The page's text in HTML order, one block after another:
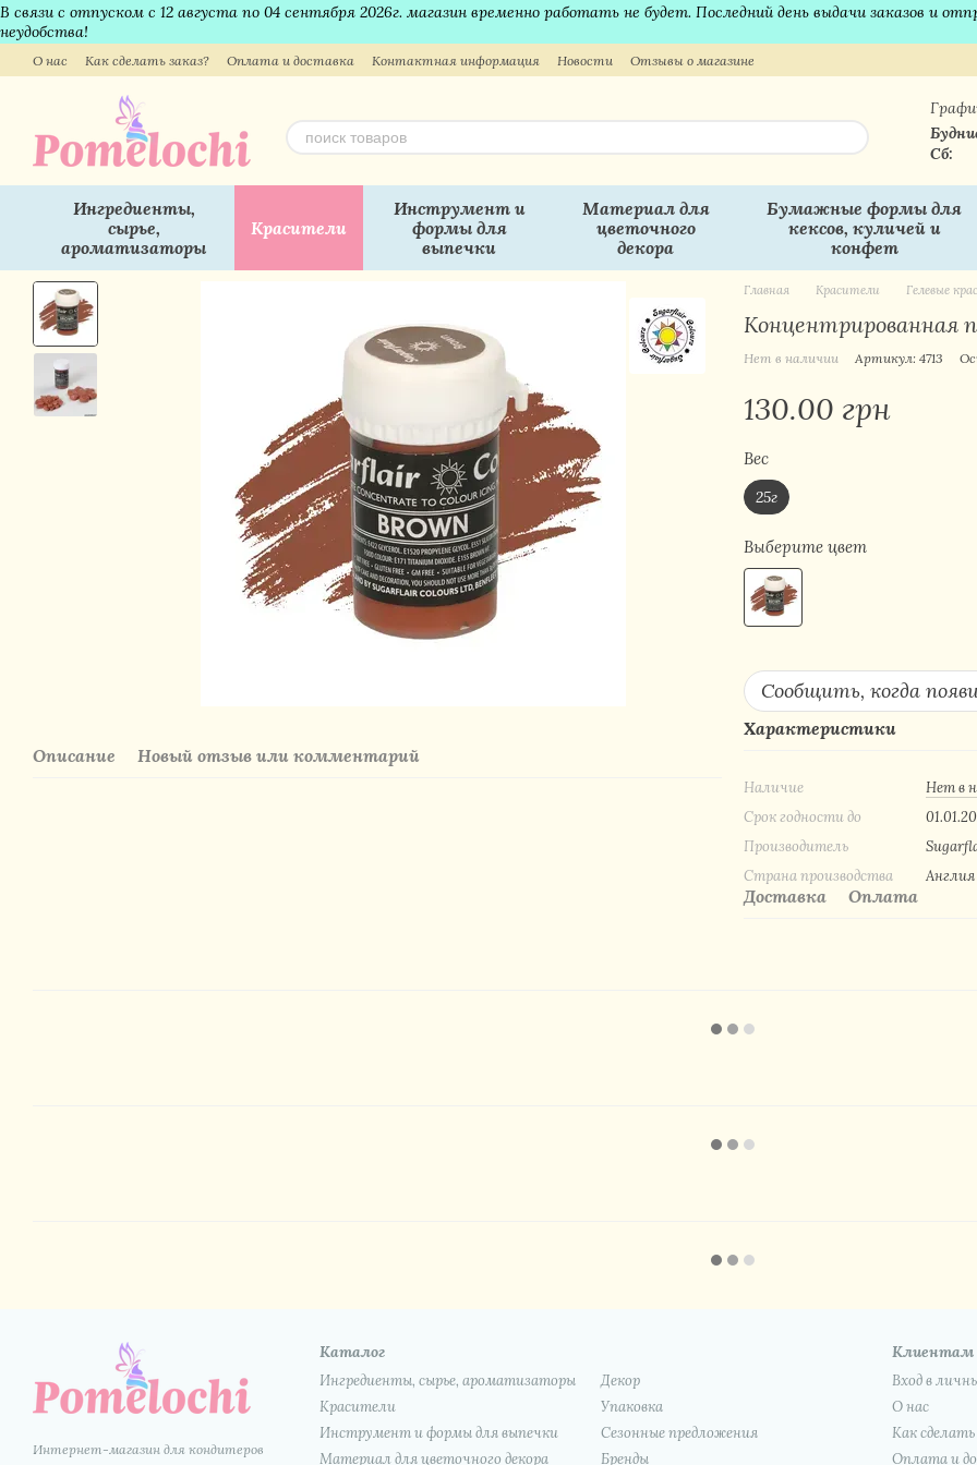
Перейти к основному контенту
В связи с отпуском с 12 августа по 04 сентября 2026г. магазин временно работать не будет. Последний день выдачи заказов и
неудобства!
О нас Как сделать заказ? Оплата и доставка Контактная информация Новости Отзывы о магазине
Сб:
Ингредиенты,
сырье,
ароматизаторы
Красители
Инструмент и
формы для
выпечки
Материал для
цветочного
декора
Бумажные формы для
кексов, куличей и
конфет
Описание Новый отзыв или комментарий
Главная Красители Гелевые
Концентрированная
Нет в наличии Артикул: 4713
130.00 грн
Вес
25г
Выберите цвет
Сообщить, когда
Характеристики
Наличие
Нет в
Срок годности до
Производитель
Страна производства
Англия
Доставка Оплата
Интернет-магазин для кондитеров
Каталог
Ингредиенты, сырье, ароматизаторы
Красители
Инструмент и формы для выпечки
Материал для цветочного декора
Декор
Упаковка
Сезонные предложения
Бренды
Клиентам
Вход в
О нас
Как сделать
Оплата и